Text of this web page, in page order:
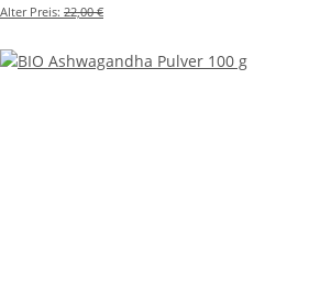
Alter Preis: 22,00 €